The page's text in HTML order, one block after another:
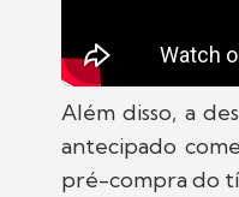
Além disso, a
antecipado
pré-compra do